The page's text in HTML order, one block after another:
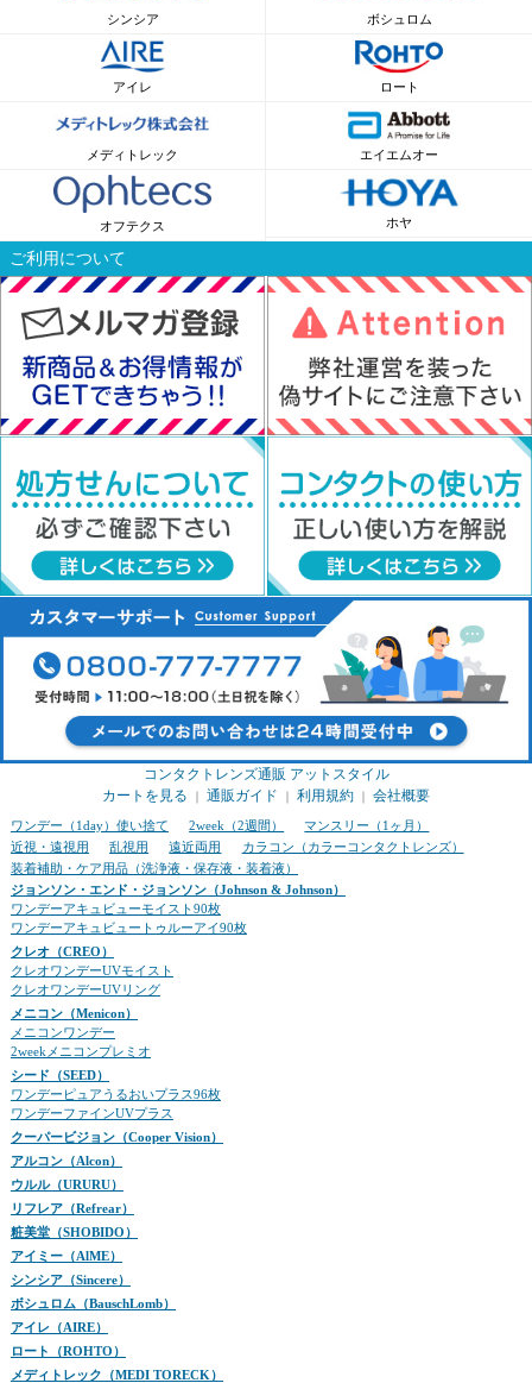
シンシア ボシュロム
アイレ ロート
メディトレック エイエムオー
オフテクス ホヤ
ご利用について
コンタクトレンズ通販 アットスタイル
カートを見る ｜ 通販ガイド ｜ 利用規約 ｜ 会社概要
ワンデー（1day）使い捨て 2week（2週間）
マンスリー（1ヶ月）
近視・遠視用
乱視用 遠近両用
カラコン（カラーコンタクトレンズ）
装着補助・ケア用品（洗浄液・保存液・装着液）
ジョンソン・エンド・ジョンソン（Johnson & Johnson）
ワンデーアキュビューモイスト90枚
ワンデーアキュビュートゥルーアイ90枚
クレオ（CREO）
クレオワンデーUVモイスト
クレオワンデーUVリング
メニコン（Menicon）
メニコンワンデー
2weekメニコンプレミオ
シード（SEED）
ワンデーピュアうるおいプラス96枚
ワンデーファインUVプラス
クーパービジョン（Cooper Vision）
アルコン（Alcon）
ウルル（URURU）
リフレア（Refrear）
粧美堂（SHOBIDO）
アイミー（AlME）
シンシア（Sincere）
ボシュロム（BauschLomb）
アイレ（AIRE）
ロート（ROHTO）
メディトレック（MEDI TORECK）